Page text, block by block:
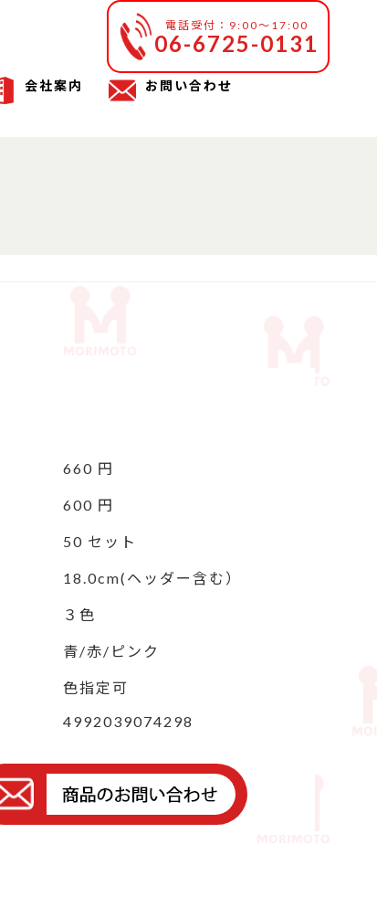
電話受付：9:00～17:00
06-6725-0131
会社案内 お問い合わせ
660 円
600 円
50 セット
18.0cm(ヘッダー含む）
３色
青/赤/ピンク
色指定可
4992039074298